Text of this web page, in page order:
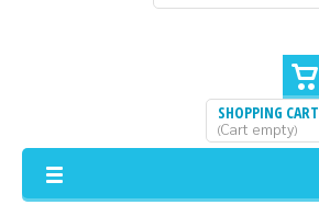
SHOPPING CART
(Cart empty)